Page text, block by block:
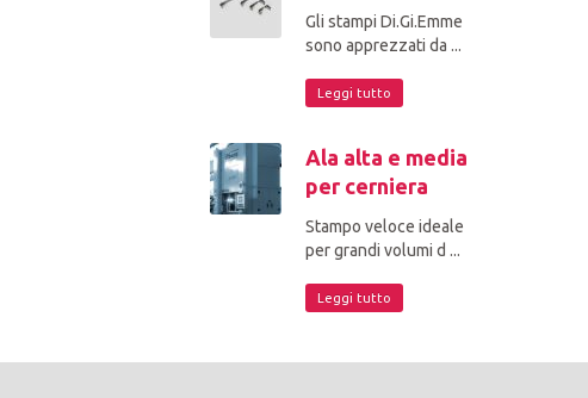
Gli stampi Di.Gi.Emme
sono apprezzati da ...
Leggi tutto
Ala alta e media
per cerniera
Stampo veloce ideale
per grandi volumi d ...
Leggi tutto